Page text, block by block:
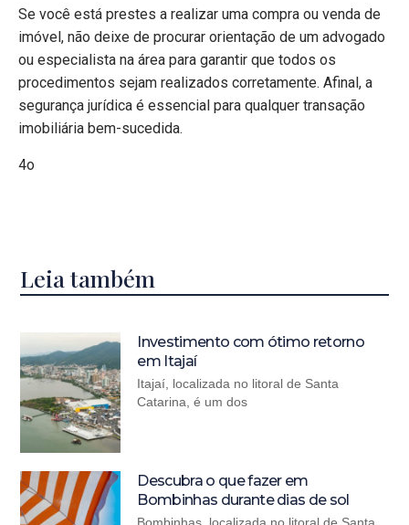
Se você está prestes a realizar uma compra ou venda de
imóvel, não deixe de procurar orientação de um advogado
ou especialista na área para garantir que todos os
procedimentos sejam realizados corretamente. Afinal, a
segurança jurídica é essencial para qualquer transação
imobiliária bem-sucedida.
4o
Leia também
Investimento com ótimo retorno
em Itajaí
Itajaí, localizada no litoral de Santa
Catarina, é um dos
Descubra o que fazer em
Bombinhas durante dias de sol